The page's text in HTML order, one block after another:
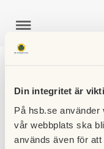
Din integritet är
På hsb.se
vår webbplats ska
används även för